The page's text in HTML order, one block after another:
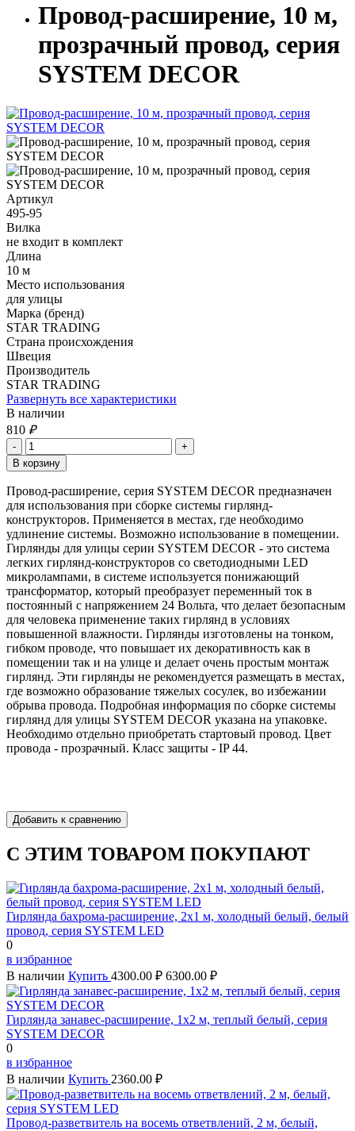
Провод-расширение, 10 м,
прозрачный провод, серия
SYSTEM DECOR
Артикул
495-95
Вилка
не входит в комплект
Длина
10 м
Место использования
для улицы
Марка (бренд)
STAR TRADING
Страна происхождения
Швеция
Производитель
STAR TRADING
Развернуть все характеристики
В наличии
810 ₽
Провод-расширение, серия SYSTEM DECOR предназначен
для использования при сборке системы гирлянд-
конструкторов. Применяется в местах, где необходимо
удлинение системы. Возможно использование в помещении.
Гирлянды для улицы серии SYSTEM DECOR - это система
легких гирлянд-конструкторов со светодиодными LED
микролампами, в системе используется понижающий
трансформатор, который преобразует переменный ток в
постоянный с напряжением 24 Вольта, что делает безопасным
для человека применение таких гирлянд в условиях
повышенной влажности. Гирлянды изготовлены на тонком,
гибком проводе, что повышает их декоративность как в
помещении так и на улице и делает очень простым монтаж
гирлянд. Эти гирлянды не рекомендуется размещать в местах,
где возможно образование тяжелых сосулек, во избежании
обрыва провода. Подробная информация по сборке системы
гирлянд для улицы SYSTEM DECOR указана на упаковке.
Необходимо отдельно приобретать стартовый провод. Цвет
провода - прозрачный. Класс защиты - IP 44.
С ЭТИМ ТОВАРОМ ПОКУПАЮТ
Гирлянда бахрома-расширение, 2х1 м, холодный белый, белый
провод, серия SYSTEM LED
0
в избранное
В наличии Купить 4300.00 ₽ 6300.00 ₽
Гирлянда занавес-расширение, 1х2 м, теплый белый, серия
SYSTEM DECOR
0
в избранное
В наличии Купить 2360.00 ₽
Провод-разветвитель на восемь ответвлений, 2 м, белый,